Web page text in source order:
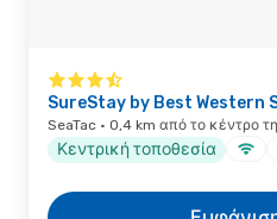
SureStay by Best Western
SeaTac · 0,4 km από το κέντρο
Κεντρική τοποθεσία